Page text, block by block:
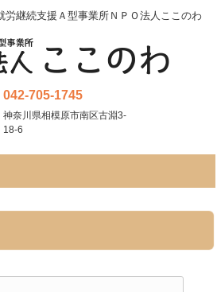
労継続支援Ａ型事業所ＮＰＯ法人ここのわ
042-705-1745
神奈川県相模原市南区古淵3-
18-6